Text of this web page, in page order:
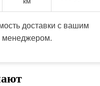
доставки с вашим
менеджером.